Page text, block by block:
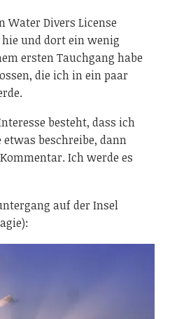
Water Divers License
und dort ein wenig
ersten Tauchgang habe
die ich in ein paar
besteht, dass ich
etwas beschreibe, dann
Ich werde es
auf der Insel